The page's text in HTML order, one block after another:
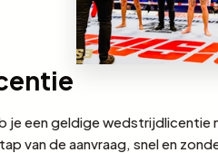
je een geldige wedstrijdlicentie
van de aanvraag, snel en